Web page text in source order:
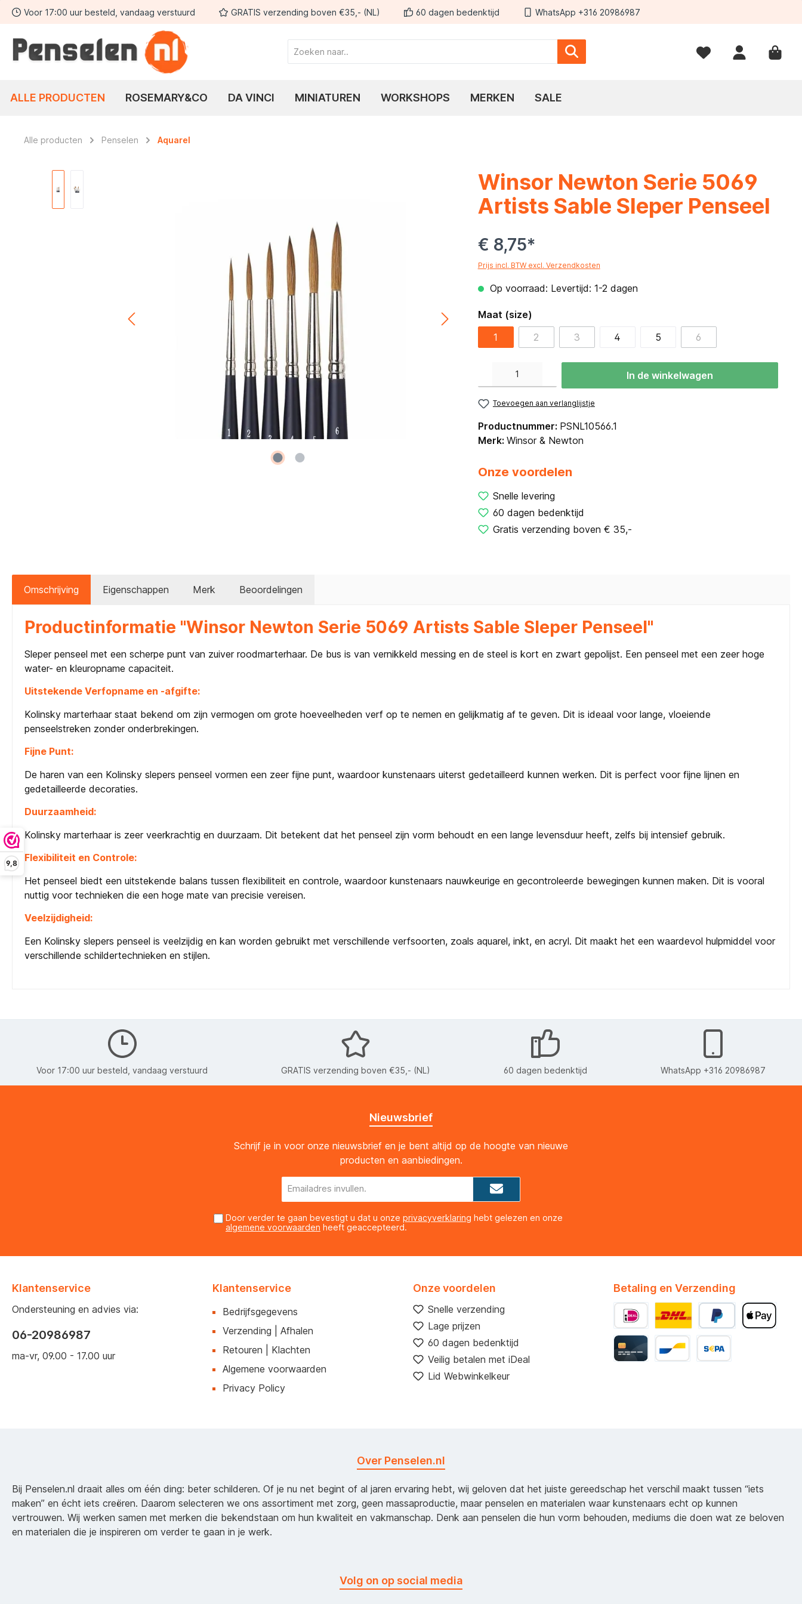
9,8
Ga naar de hoofdnavigatie
Voor 17:00 uur besteld, vandaag verstuurd GRATIS verzending boven €35,- (NL) 60 dagen bedenktijd WhatsApp +316 20986987
ALLE PRODUCTEN ROSEMARY&CO DA VINCI MINIATUREN WORKSHOPS MERKEN SALE
Alle producten Penselen Aquarel
Winsor Newton Serie 5069
Artists Sable Sleper Penseel
€ 8,75*
Prijs incl. BTW excl. Verzendkosten
Op voorraad: Levertijd: 1-2 dagen
Maat (size)
1
2 3 4 5 6
In de winkelwagen
Toevoegen aan verlanglijstje
Productnummer: PSNL10566.1
Merk: Winsor & Newton
Onze voordelen
Snelle levering
60 dagen bedenktijd
Gratis verzending boven € 35,-
Omschrijving Eigenschappen Merk Beoordelingen
Productinformatie "Winsor Newton Serie 5069 Artists Sable Sleper Penseel"
Sleper penseel met een scherpe punt van zuiver roodmarterhaar. De bus is van vernikkeld messing en de steel is kort en zwart gepolijst. Een penseel met een zeer hoge
water- en kleuropname capaciteit.
Uitstekende Verfopname en -afgifte:
Kolinsky marterhaar staat bekend om zijn vermogen om grote hoeveelheden verf op te nemen en gelijkmatig af te geven. Dit is ideaal voor lange, vloeiende
penseelstreken zonder onderbrekingen.
Fijne Punt:
De haren van een Kolinsky slepers penseel vormen een zeer fijne punt, waardoor kunstenaars uiterst gedetailleerd kunnen werken. Dit is perfect voor fijne lijnen en
gedetailleerde decoraties.
Duurzaamheid:
Kolinsky marterhaar is zeer veerkrachtig en duurzaam. Dit betekent dat het penseel zijn vorm behoudt en een lange levensduur heeft, zelfs bij intensief gebruik.
Flexibiliteit en Controle:
Het penseel biedt een uitstekende balans tussen flexibiliteit en controle, waardoor kunstenaars nauwkeurige en gecontroleerde bewegingen kunnen maken. Dit is vooral
nuttig voor technieken die een hoge mate van precisie vereisen.
Veelzijdigheid:
Een Kolinsky slepers penseel is veelzijdig en kan worden gebruikt met verschillende verfsoorten, zoals aquarel, inkt, en acryl. Dit maakt het een waardevol hulpmiddel voor
verschillende schildertechnieken en stijlen.
Voor 17:00 uur besteld, vandaag verstuurd GRATIS verzending boven €35,- (NL) 60 dagen bedenktijd WhatsApp +316 20986987
Nieuwsbrief
Schrijf je in voor onze nieuwsbrief en je bent altijd op de hoogte van nieuwe
producten en aanbiedingen.
Door verder te gaan bevestigt u dat u onze privacyverklaring hebt gelezen en onze
algemene voorwaarden heeft geaccepteerd.
Klantenservice
Ondersteuning en advies via:
06-20986987
ma-vr, 09.00 - 17.00 uur
Klantenservice
Bedrijfsgegevens
Verzending | Afhalen
Retouren | Klachten
Algemene voorwaarden
Privacy Policy
Onze voordelen
Snelle verzending
Lage prijzen
60 dagen bedenktijd
Veilig betalen met iDeal
Lid Webwinkelkeur
Betaling en Verzending
Over Penselen.nl
Bij Penselen.nl draait alles om één ding: beter schilderen. Of je nu net begint of al jaren ervaring hebt, wij geloven dat het juiste gereedschap het verschil maakt tussen “iets
maken” en écht iets creëren. Daarom selecteren we ons assortiment met zorg, geen massaproductie, maar penselen en materialen waar kunstenaars echt op kunnen
vertrouwen. Wij werken samen met merken die bekendstaan om hun kwaliteit en vakmanschap. Denk aan penselen die hun vorm behouden, mediums die doen wat ze beloven
en materialen die je inspireren om verder te gaan in je werk.
Volg on op social media